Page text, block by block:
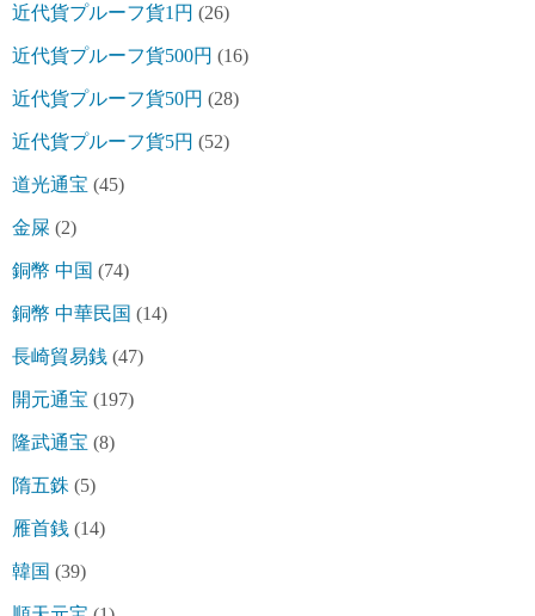
近代貨プルーフ貨1円 (26)
近代貨プルーフ貨500円 (16)
近代貨プルーフ貨50円 (28)
近代貨プルーフ貨5円 (52)
道光通宝 (45)
金屎 (2)
銅幣 中国 (74)
銅幣 中華民国 (14)
長崎貿易銭 (47)
開元通宝 (197)
隆武通宝 (8)
隋五銖 (5)
雁首銭 (14)
韓国 (39)